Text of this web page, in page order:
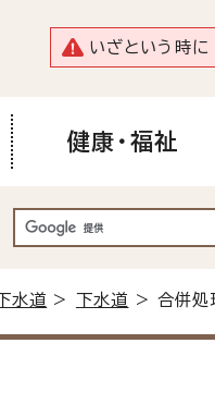
いざという時に
健康・福祉
水道 > 下水道 > 合併処